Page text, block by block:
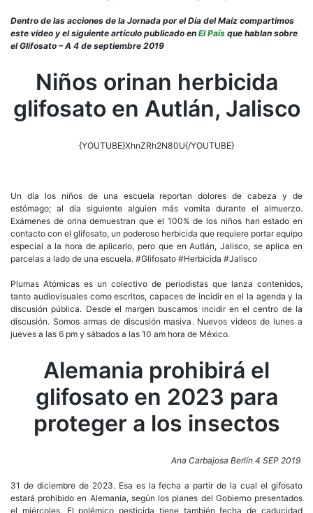
El
Dentro de las acciones de la Jornada por el Día del Maíz compartimos
este vídeo y el siguiente artículo publicado en El País que hablan sobre
el Glifosato – A 4 de septiembre 2019
Niños orinan herbicida
glifosato en Autlán, Jalisco
{YOUTUBE}XhnZRh2N80U{/YOUTUBE}
Un día los niños de una escuela reportan dolores de cabeza y de
estómago; al día siguiente alguien más vomita durante el almuerzo.
Exámenes de orina demuestran que el 100% de los niños han estado en
contacto con el glifosato, un poderoso herbicida que requiere portar equipo
especial a la hora de aplicarlo, pero que en Autlán, Jalisco, se aplica en
parcelas a lado de una escuela. #Glifosato #Herbicida #Jalisco
Plumas Atómicas es un colectivo de periodistas que lanza contenidos,
tanto audiovisuales como escritos, capaces de incidir en el la agenda y la
discusión pública. Desde el margen buscamos incidir en el centro de la
discusión. Somos armas de discusión masiva. Nuevos videos de lunes a
jueves a las 6 pm y sábados a las 10 am hora de México.
Alemania prohibirá el
glifosato en 2023 para
proteger a los insectos
Ana Carbajosa Berlín 4 SEP 2019
31 de diciembre de 2023. Esa es la fecha a partir de la cual el gifosato
estará prohibido en Alemania, según los planes del Gobierno presentados
el miércoles. El polémico pesticida tiene también fecha de caducidad